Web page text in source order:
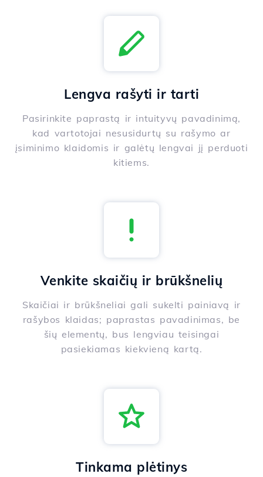
Lengva rašyti ir tarti
Pasirinkite paprastą ir intuityvų pavadinimą,
kad vartotojai nesusidurtų su rašymo ar
įsiminimo klaidomis ir galėtų lengvai jį perduoti
kitiems.
Venkite skaičių ir brūkšnelių
Skaičiai ir brūkšneliai gali sukelti painiavą ir
rašybos klaidas; paprastas pavadinimas, be
šių elementų, bus lengviau teisingai
pasiekiamas kiekvieną kartą.
Tinkama plėtinys